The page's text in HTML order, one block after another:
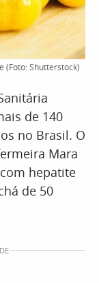
(Foto: Shutterstock)
de 140
no Brasil. O
Mara
hepatite
de 50